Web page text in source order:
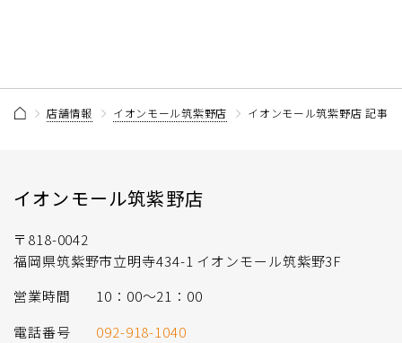
店舗情報 イオンモール筑紫野店 イオンモール筑紫野店 記事一
イオンモール筑紫野店
〒818-0042
福岡県筑紫野市立明寺434-1 イオンモール筑紫野3F
営業時間
10：00～21：00
電話番号
092-918-1040